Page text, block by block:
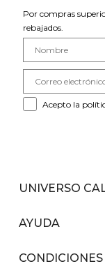
Por compras
rebajados.
Acepto la
UNIVERSO
AYUDA
CONDICIONES